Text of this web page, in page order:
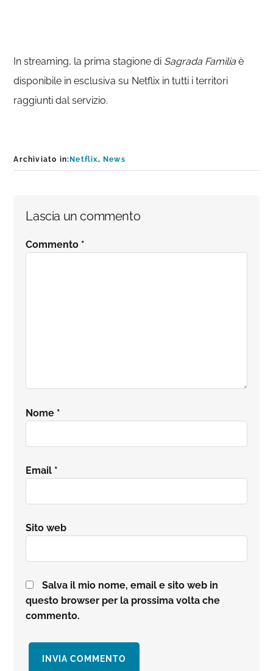
In streaming, la prima stagione di Sagrada Familiaè
disponibile in esclusiva su Netflix in tutti i territori
raggiunti dal servizio.
Archiviato in: Netflix, News
Interazioni
del
Lascia un commento
Commento *
Nome *
Email *
Sito web
Salva il mio nome, email e sito web in
questo browser per la prossima volta che
commento.